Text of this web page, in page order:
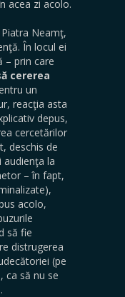
acea zi acolo.
Neamţ,
În locul ei
– prin care
cererea
un
reacţia asta
depus,
cercetărilor
deschis de
audienţa la
– în fapt,
acolo,
să fie
distrugerea
(pe
ca să nu se